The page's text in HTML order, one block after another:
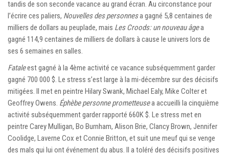
tandis de son seconde vacance au grand écran. Au circonstance pour
l’écrire ces paliers, Nouvelles des personnesa gagné 5,8 centaines de
milliers de dollars au peuplade, mais Les Croods: un nouveau âgea
gagné 114,9 centaines de milliers de dollars à cause le univers lors de
ses 6 semaines en salles.
Fataleest gagné à la 4ème activité ce vacance subséquemment garder
gagné 700 000 $. Le stress s’est large à la mi-décembre sur des décisifs
mitigées. Il met en peintre Hilary Swank, Michael Ealy, Mike Colter et
Geoffrey Owens. Éphèbe personne prometteusea accueilli la cinquième
activité subséquemment garder rapporté 660K $. Le stress met en
peintre Carey Mulligan, Bo Burnham, Alison Brie, Clancy Brown, Jennifer
Coolidge, Laverne Cox et Connie Britton, et suit une meuf qui se venge
des mals qui lui ont événement du abus. Il a toléré des décisifs positives